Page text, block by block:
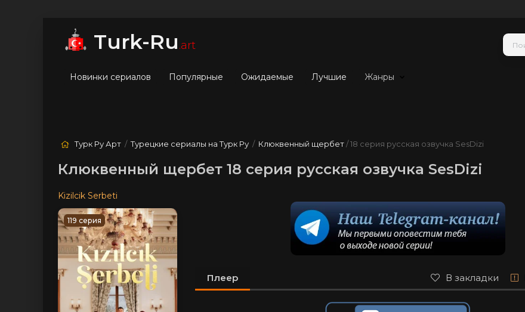
Turk-Ru.art
Новинки сериалов Популярные Ожидаемые Лучшие Жанры
Турк Ру Арт /Турецкие сериалы на Турк Ру / Клюквенный щербет/ 18 серия русская озвучка SesDizi
Клюквенный щербет 18 серия русская озвучка SesDizi
Kizilcik Serbeti
119 серия
Плеер В закладки